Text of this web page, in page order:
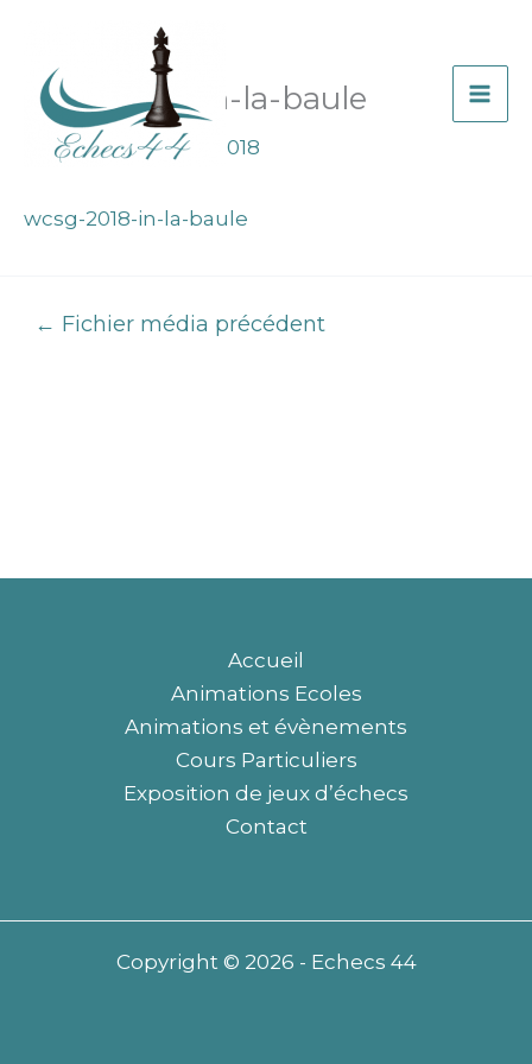
contenuwcsg-2018-in-la-baule
ParLaetitia/6 juin 2018
wcsg-2018-in-la-baule
← Fichier média précédent
Accueil
Animations Ecoles
Animations et évènements
Cours Particuliers
Exposition de jeux d’échecs
Contact
Copyright © 2026 - Echecs 44